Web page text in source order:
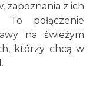
zapoznania z ich
połączenie
na świeżym
którzy chcą w